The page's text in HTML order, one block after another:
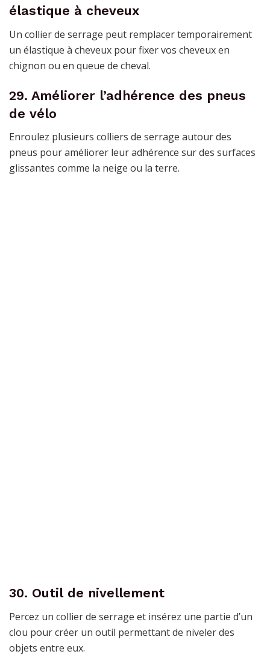
élastique à cheveux
Un collier de serrage peut remplacer temporairement
un élastique à cheveux pour fixer vos cheveux en
chignon ou en queue de cheval.
29. Améliorer l’adhérence des pneus
de vélo
Enroulez plusieurs colliers de serrage autour des
pneus pour améliorer leur adhérence sur des surfaces
glissantes comme la neige ou la terre.
30. Outil de nivellement
Percez un collier de serrage et insérez une partie d’un
clou pour créer un outil permettant de niveler des
objets entre eux.